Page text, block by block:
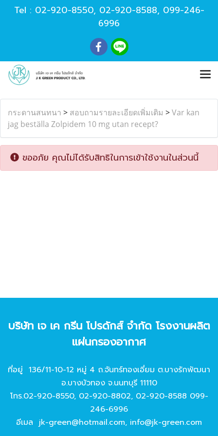
Tel : 02-920-8550, 02-920-8588, 099-246-
6996
กระดานสนทนา > สอบถามรายละเอียดเพิ่มเติม >Var kan
jag beställa Zolpidem 10 mg utan recept?
ขออภัย คุณไม่ได้รับสิทธิในการเข้าใช้งานในส่วนนี้
บริษัท เจ เค กรีน โปรดักส์ จํากัด โรงงานผลิต
แผ่นกรองอากาศ
ที่อยู่ 136/11-10-12 หมู่ 4 ถ.จันทร์ทองเอี่ยม ต.บางรักพัฒนา
อ.บางบัวทอง จ.นนทบุรี 11110
โทร.02-920-8550, 02-920-8802, 02-920-8588 099-
246-6996
อีเมล jk-green@hotmail.com, info@jk-green.com